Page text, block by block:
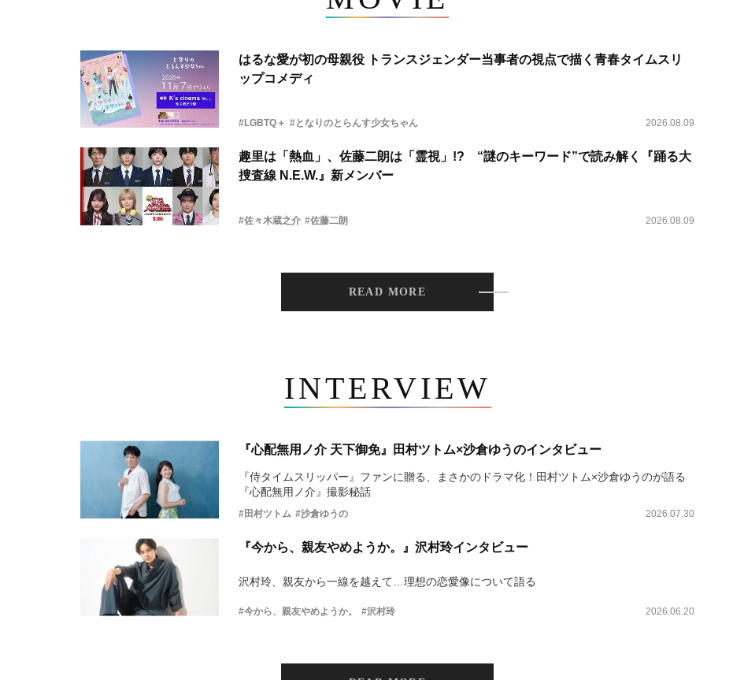
はるな愛が初の母親役 トランスジェンダー当事者の視点で描く青春タイムスリ
ップコメディ
#LGBTQ＋ #となりのとらんす少女ちゃん 2026.08.09
趣里は「熱血」、佐藤二朗は「霊視」!? “謎のキーワード”で読み解く『踊る大
捜査線 N.E.W.』新メンバー
#佐々木蔵之介 #佐藤二朗 2026.08.09
READ MORE
INTERVIEW
『心配無用ノ介 天下御免』田村ツトム×沙倉ゆうのインタビュー
『侍タイムスリッパー』ファンに贈る、まさかのドラマ化！田村ツトム×沙倉ゆうのが語る
『心配無用ノ介』撮影秘話
#田村ツトム #沙倉ゆうの 2026.07.30
『今から、親友やめようか。』沢村玲インタビュー
沢村玲、親友から一線を越えて…理想の恋愛像について語る
#今から、親友やめようか。 #沢村玲 2026.06.20